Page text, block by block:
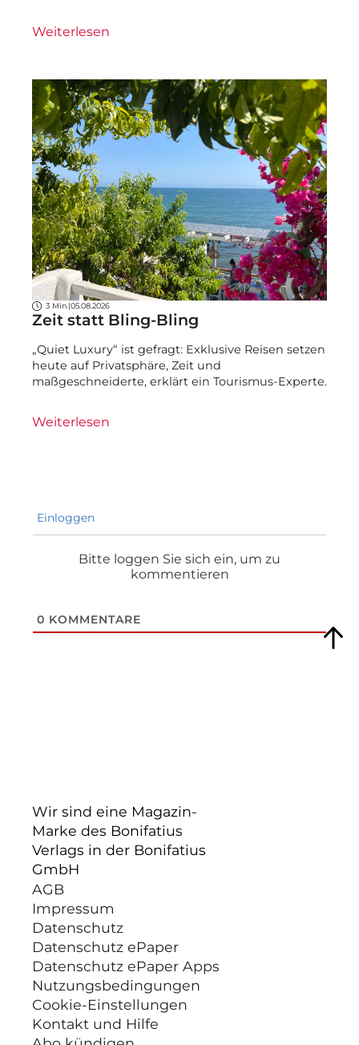
Weiterlesen
3 Min.| 05.08.2026
Zeit statt Bling-Bling
„Quiet Luxury“ ist gefragt: Exklusive Reisen setzen
heute auf Privatsphäre, Zeit und
maßgeschneiderte, erklärt ein Tourismus-Experte.
Weiterlesen
Einloggen
Bitte loggen Sie sich ein, um zu
kommentieren
0 KOMMENTARE
Wir sind eine Magazin-
Marke des Bonifatius
Verlags in der Bonifatius
GmbH
AGB
Impressum
Datenschutz
Datenschutz ePaper
Datenschutz ePaper Apps
Nutzungsbedingungen
Cookie-Einstellungen
Kontakt und Hilfe